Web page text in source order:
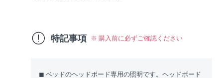
特記事項 ※ 購入前に必ずご確認ください
◼︎ ベッドのヘッドボード専用の照明です。ヘッドボード